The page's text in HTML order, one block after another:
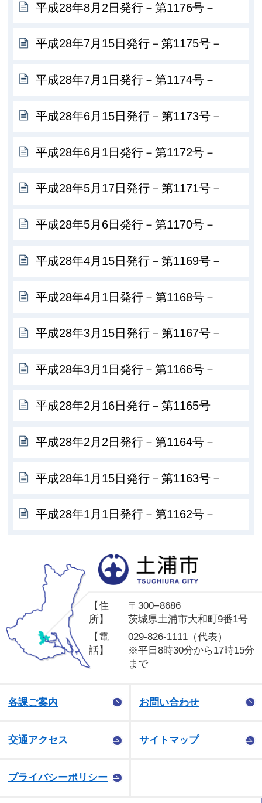
平成28年8月2日発行－第1176号－
平成28年7月15日発行－第1175号－
平成28年7月1日発行－第1174号－
平成28年6月15日発行－第1173号－
平成28年6月1日発行－第1172号－
平成28年5月17日発行－第1171号－
平成28年5月6日発行－第1170号－
平成28年4月15日発行－第1169号－
平成28年4月1日発行－第1168号－
平成28年3月15日発行－第1167号－
平成28年3月1日発行－第1166号－
平成28年2月16日発行－第1165号
平成28年2月2日発行－第1164号－
平成28年1月15日発行－第1163号－
平成28年1月1日発行－第1162号－
【住
所】
〒300−8686
茨城県土浦市大和町9番1号
【電
話】
029-826-1111（代表）
※平日8時30分から17時15分
まで
各課ご案内 お問い合わせ
交通アクセス サイトマップ
プライバシーポリシー